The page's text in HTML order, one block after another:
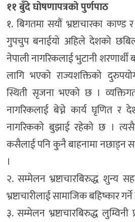
११ बुँदे घोषणापत्रको पुर्णपाठ
१. बिगतमा सयौं भ्रष्टाचारका काण्ड
गुपचुप बनाईयो अहिले देशको
नेपाली नागरिकलाई भुटानी
लागि भएको राज्यशक्तिको
स्थिती सृजना भएको छ ।
नागरिकलाई बेच्ने कार्य घृणित र
नागरिकको बुझाई रहेको छ ।
कसैलाई पनि कुनै बाहनामा नछाड्न
।
२. सम्मेलन भ्रष्टाचारबिरुद्ध शुन्य
भ्रष्टाचारीलाई सामाजिक बहिष्कार
३. सम्मेलन भ्रष्टाचारबिरुद्ध लुम्विनी